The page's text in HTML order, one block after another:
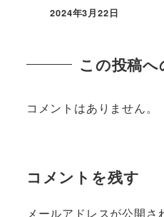
2024年3月22日
この投稿へ
コメントはありません。
コメントを残す
メールアドレスが公開さ